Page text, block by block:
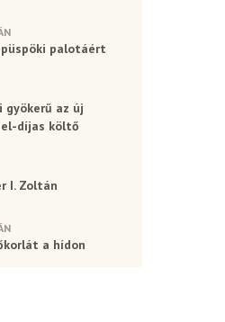
püspöki palotáért
gyökerű az új
díjas költő
I. Zoltán
a hídon